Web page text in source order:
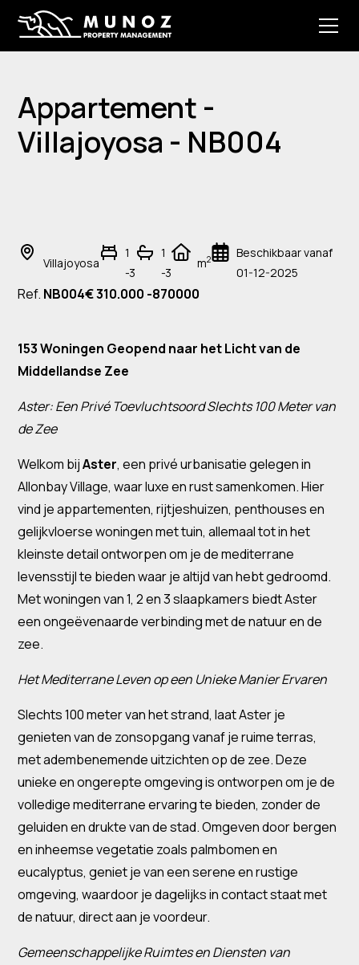
Appartement -
Villajoyosa - NB004
Villajoyosa
1
-3
1
-3
m2
Beschikbaar vanaf
01-12-2025
Ref. NB004€ 310.000 -870000
153 Woningen Geopend naar het Licht van de
Middellandse Zee
Aster: Een Privé Toevluchtsoord Slechts 100 Meter van
de Zee
Welkom bijAster, een privé urbanisatie gelegen in
Allonbay Village, waar luxe en rust samenkomen. Hier
vind je appartementen, rijtjeshuizen, penthouses en
gelijkvloerse woningen met tuin, allemaal tot in het
kleinste detail ontworpen om je de mediterrane
levensstijl te bieden waar je altijd van hebt gedroomd.
Met woningen van 1, 2 en 3 slaapkamers biedt Aster
een ongeëvenaarde verbinding met de natuur en de
zee.
Het Mediterrane Leven op een Unieke Manier Ervaren
Slechts 100 meter van het strand, laat Aster je
genieten van de zonsopgang vanaf je ruime terras,
met adembenemende uitzichten op de zee. Deze
unieke en ongerepte omgeving is ontworpen om je de
volledige mediterrane ervaring te bieden, zonder de
geluiden en drukte van de stad. Omgeven door bergen
en inheemse vegetatie zoals palmbomen en
eucalyptus, geniet je van een serene en rustige
omgeving, waardoor je dagelijks in contact staat met
de natuur, direct aan je voordeur.
Gemeenschappelijke Ruimtes en Diensten van